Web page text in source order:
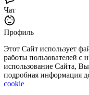
Чат
Профиль
Этот Сайт использует
работы пользователей
использование Сайта,
подробная информация
cookie